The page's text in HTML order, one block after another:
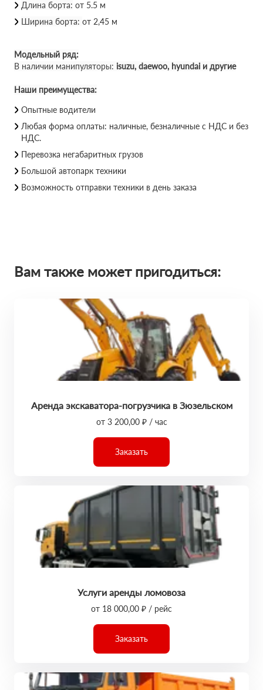
Длина борта: от 5.5 м
Ширина борта: от 2,45 м
Модельный ряд:
В наличии манипуляторы: isuzu, daewoo, hyundai и другие
Наши преимущества:
Опытные водители
Любая форма оплаты: наличные, безналичные с НДС и без
НДС.
Перевозка негабаритных грузов
Большой автопарк техники
Возможность отправки техники в день заказа
Вам также может пригодиться:
Аренда экскаватора-погрузчика в Зюзельском
от 3 200,00 ₽ / час
Заказать
Услуги аренды ломовоза
от 18 000,00 ₽ / рейс
Заказать